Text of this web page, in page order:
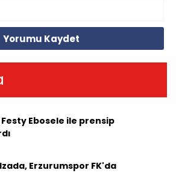
Yorumu Kaydet
Ebosele ile prensip
Erzurumspor FK'da